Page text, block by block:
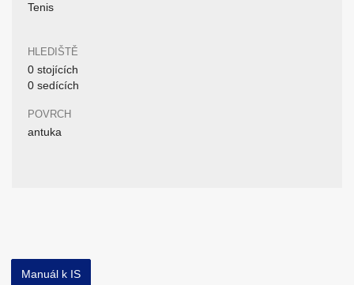
Tenis
HLEDIŠTĚ
0 stojících
0 sedících
POVRCH
antuka
Manuál k IS